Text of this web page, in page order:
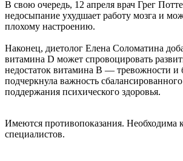
В свою очередь, 12 апреля врач Грег
недосыпание ухудшает работу мозга и
плохому настроению.
Наконец, диетолог Елена Соломатина
витамина D может спровоцировать
недостаток витамина B — тревожности
подчеркнула важность
поддержания психического здоровья.
Имеются противопоказания. Необходима
специалистов.